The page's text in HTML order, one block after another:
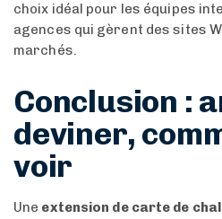
choix idéal pour les équipes
agences qui gèrent des sites
marchés.
Conclusion :
deviner,
voir
Une extension de carte de